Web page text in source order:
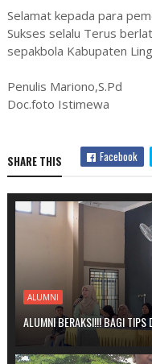
Selamat kepada para
Sukses selalu Terus
sepakbola Kabupaten
Penulis Mariono,S.Pd
Doc.foto Istimewa
SHARE THIS Facebook
ALUMNI
ALUMNI BERAKSI!!! BAGI TIPS